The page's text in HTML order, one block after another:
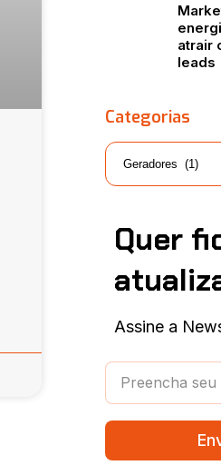
atrair
leads
Categorias
Quer
Assine a